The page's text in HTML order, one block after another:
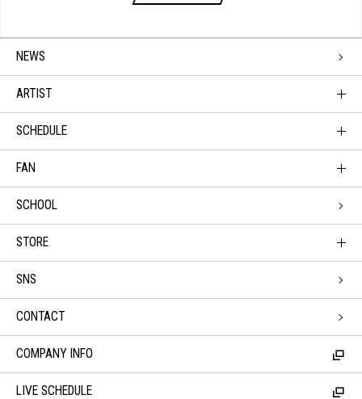
NEWS
ARTIST
SCHEDULE
FAN
SCHOOL
STORE
SNS
CONTACT
COMPANY INFO
LIVE SCHEDULE